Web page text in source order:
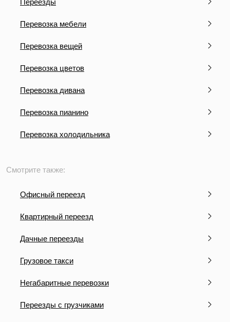
Перевозка мебели
Перевозка вещей
Перевозка цветов
Перевозка дивана
Перевозка пианино
Перевозка холодильника
Смотрите также:
Офисный переезд
Квартирный переезд
Дачные переезды
Грузовое такси
Негабаритные перевозки
Переезды с грузчиками